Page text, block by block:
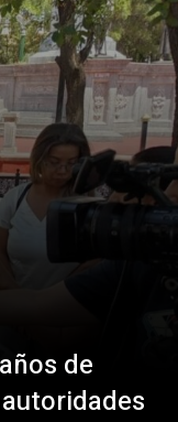
de